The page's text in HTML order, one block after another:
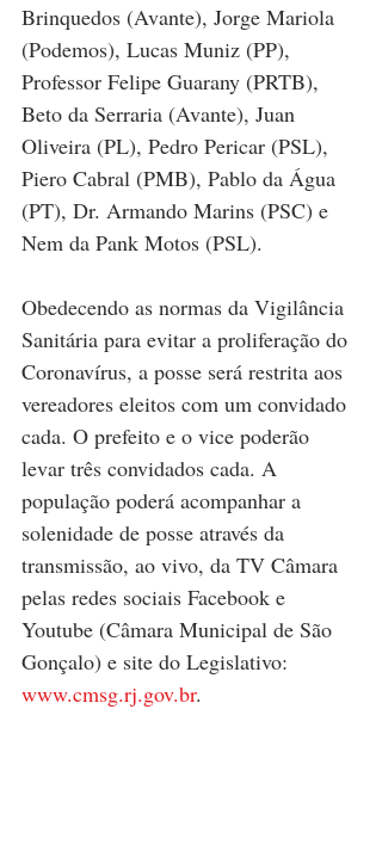
Brinquedos (Avante), Jorge Mariola
(Podemos), Lucas Muniz (PP),
Professor Felipe Guarany (PRTB),
Beto da Serraria (Avante), Juan
Oliveira (PL), Pedro Pericar (PSL),
Piero Cabral (PMB), Pablo da Água
(PT), Dr. Armando Marins (PSC) e
Nem da Pank Motos (PSL).
Obedecendo as normas da Vigilância
Sanitária para evitar a proliferação do
Coronavírus, a posse será restrita aos
vereadores eleitos com um convidado
cada. O prefeito e o vice poderão
levar três convidados cada. A
população poderá acompanhar a
solenidade de posse através da
transmissão, ao vivo, da TV Câmara
pelas redes sociais Facebook e
Youtube (Câmara Municipal de São
Gonçalo) e site do Legislativo:
www.cmsg.rj.gov.br.